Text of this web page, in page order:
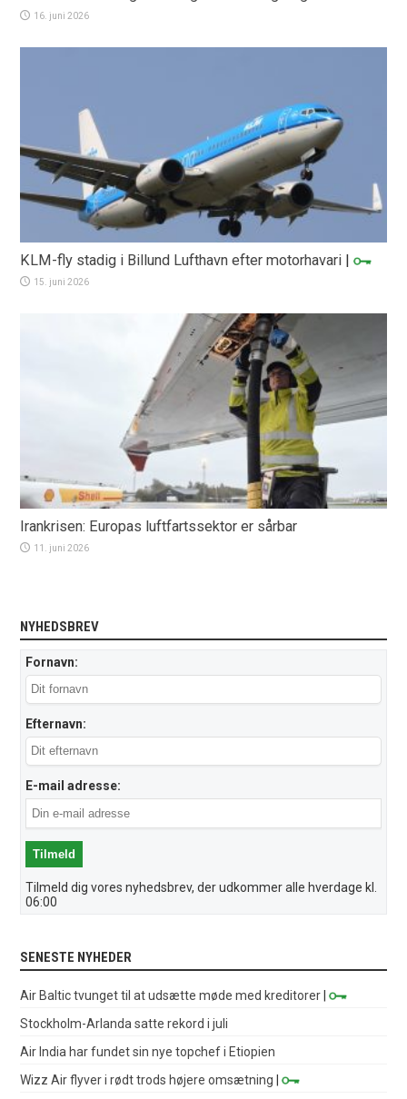
16. juni 2026
KLM-fly stadig i Billund Lufthavn efter motorhavari |
15. juni 2026
Irankrisen: Europas luftfartssektor er sårbar
11. juni 2026
NYHEDSBREV
Fornavn:
Efternavn:
E-mail adresse:
Tilmeld dig vores nyhedsbrev, der udkommer alle hverdage kl.
06:00
SENESTE NYHEDER
Air Baltic tvunget til at udsætte møde med kreditorer |
Stockholm-Arlanda satte rekord i juli
Air India har fundet sin nye topchef i Etiopien
Wizz Air flyver i rødt trods højere omsætning |